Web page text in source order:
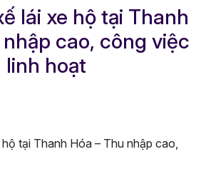
lái xe hộ tại Thanh
cao, công việc
linh hoạt